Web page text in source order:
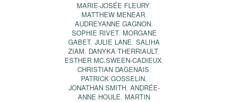
MARIE-JOSÉE FLEURY,
MATTHEW MENEAR,
AUDREYANNE GAGNON,
SOPHIE RIVET, MORGANE
GABET, JULIE LANE, SALIHA
ZIAM, DANYKA THERRIAULT,
ESTHER MC.SWEEN-CADIEUX,
CHRISTIAN DAGENAIS,
PATRICK GOSSELIN,
JONATHAN SMITH, ANDRÉE-
ANNE HOULE, MARTIN